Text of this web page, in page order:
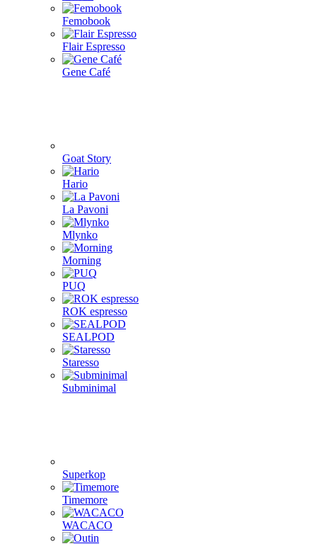
Femobook
Flair Espresso
Gene Café
Goat Story
Hario
La Pavoni
Mlynko
Morning
PUQ
ROK espresso
SEALPOD
Staresso
Subminimal
Superkop
Timemore
WACACO